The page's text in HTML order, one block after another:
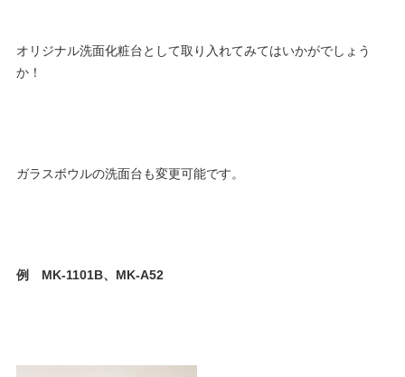
オリジナル洗面化粧台として取り入れてみてはいかがでしょう
か！
ガラスボウルの洗面台も変更可能です。
例 MK-1101B、MK-A52